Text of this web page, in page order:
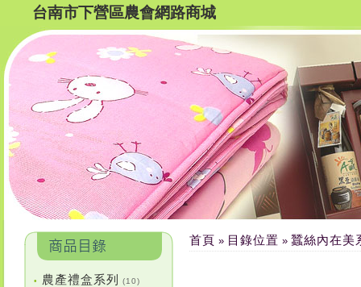
台南市下營區農會網路商城
• 農產禮盒系列 (10)
首頁 » 目錄位置 » 蠶絲內在美